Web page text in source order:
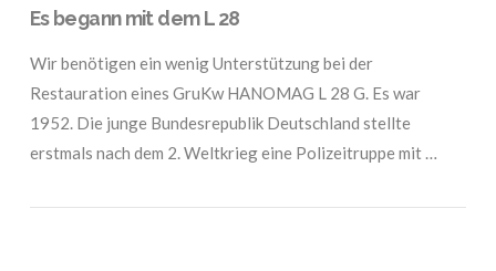
Es begann mit dem L 28
Wir benötigen ein wenig Unterstützung bei der
Restauration eines GruKw HANOMAG L 28 G. Es war
1952. Die junge Bundesrepublik Deutschland stellte
erstmals nach dem 2. Weltkrieg eine Polizeitruppe mit …